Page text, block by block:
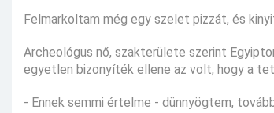
Felmarkoltam még egy szelet pizzát, és
Archeológus nő, szakterülete szerint
egyetlen bizonyíték ellene az volt, hogy a
- Ennek semmi értelme - dünnyögtem,